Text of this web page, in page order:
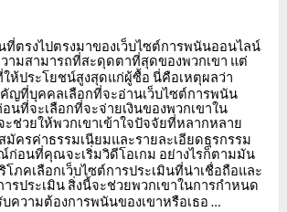
ที่ตรงไปตรงมาของเว็บไซต์การพนันออนไลน์
วามสามารถที่สะดุดตาที่สุดของพวกเขา แต่
ให้ประโยชน์สูงสุดแก่ผู้ซื้อ นี่คือเหตุผลว่า
คัญที่บุคคลเลือกที่จะอ่านเว็บไซต์การพนัน
นที่จะเลือกที่จะจ่ายเงินของพวกเขาใน
ะช่วยให้พวกเขาเข้าใจปัจจัยที่หลากหลาย
มัครค่าธรรมเนียมและรายละเอียดธุรกรรม
ก่อนที่คุณจะเริ่มวิดีโอเกม อย่างไรก็ตามมัน
ภคเลือกเว็บไซต์การประเมินที่น่าเชื่อถือและ
รประเมิน สิ่งนี้จะช่วยพวกเขาในการกำหนด
ความต้องการพนันของเขาหรือเธอ …